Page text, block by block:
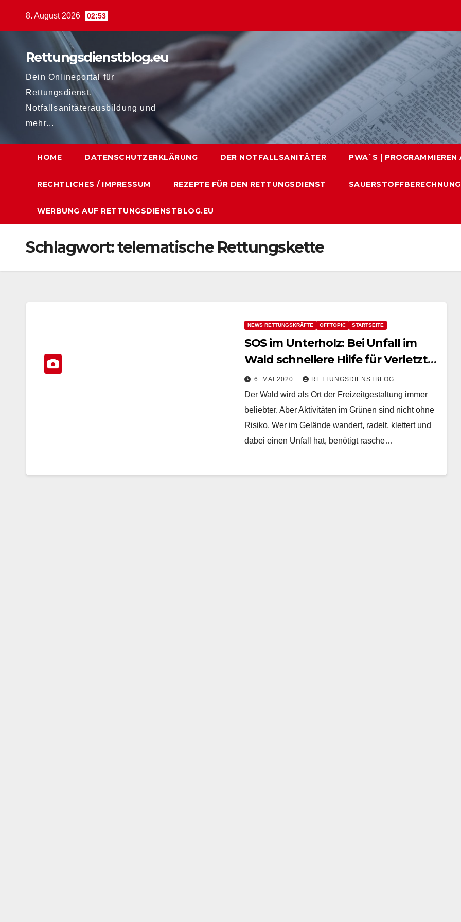
8. August 2026 02:53
Rettungsdienstblog.eu
Dein Onlineportal für
Rettungsdienst,
Notfallsanitäterausbildung und
mehr...
HOME DATENSCHUTZERKLÄRUNG DER NOTFALLSANITÄTER PWA`S |
RECHTLICHES / IMPRESSUM REZEPTE FÜR DEN RETTUNGSDIENST SAUERSTOFFBERECHNUNG
WERBUNG AUF RETTUNGSDIENSTBLOG.EU
Schlagwort:telematische Rettungskette
NEWS RETTUNGSKRÄFTE OFFTOPIC STARTSEITE
SOS im Unterholz: Bei Unfall im
Wald schnellere Hilfe für Verletzte
(Hessen)
6. MAI 2020 RETTUNGSDIENSTBLOG
Der Wald wird als Ort der Freizeitgestaltung immer
beliebter. Aber Aktivitäten im Grünen sind nicht ohne
Risiko. Wer im Gelände wandert, radelt, klettert und
dabei einen Unfall hat, benötigt rasche…